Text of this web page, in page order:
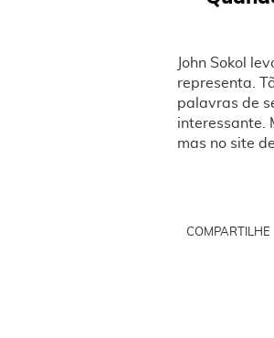
John Sokol
representa.
palavras de
interessante.
mas no site
COMPARTILHE